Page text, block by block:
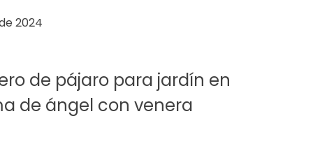
2024
de pájaro para jardín en
de ángel con venera